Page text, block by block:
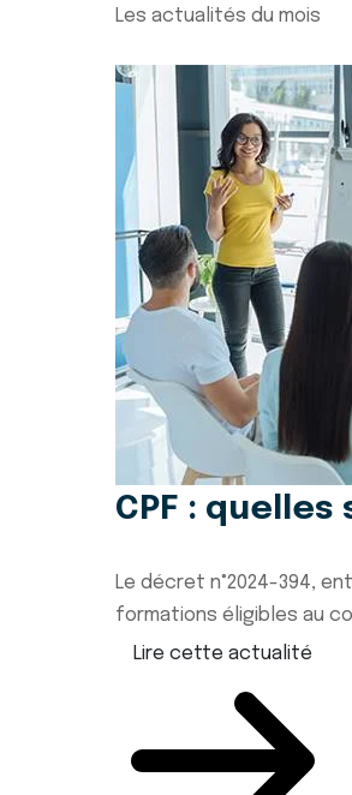
Les actualités du mois
CPF :
Le décret n°2024-394,
formations éligibles au
Lire cette actualité